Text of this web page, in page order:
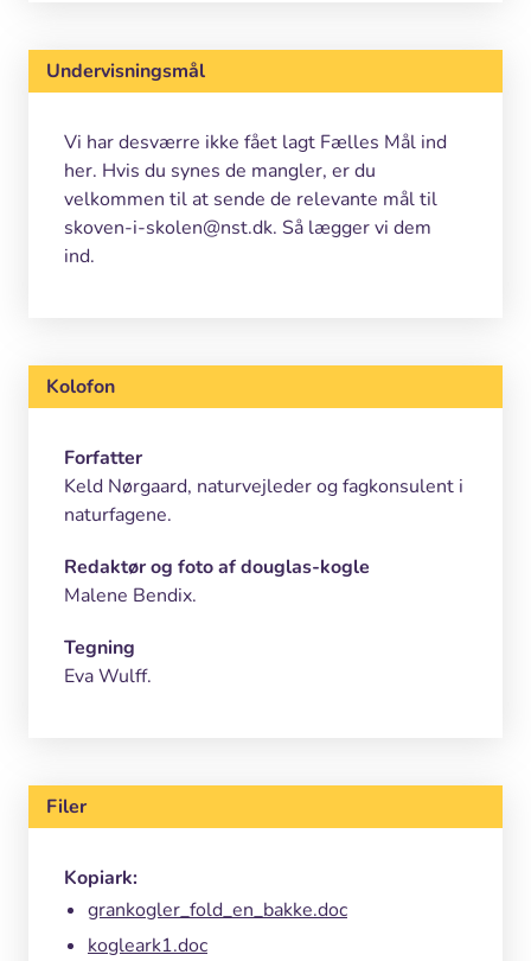
Undervisningsmål
Vi har desværre ikke fået lagt Fælles Mål ind
her. Hvis du synes de mangler, er du
velkommen til at sende de relevante mål til
skoven-i-skolen@nst.dk. Så lægger vi dem
ind.
Kolofon
Forfatter
Keld Nørgaard, naturvejleder og fagkonsulent i
naturfagene.
Redaktør og foto af douglas-kogle
Malene Bendix.
Tegning
Eva Wulff.
Filer
Kopiark:
grankogler_fold_en_bakke.doc
kogleark1.doc